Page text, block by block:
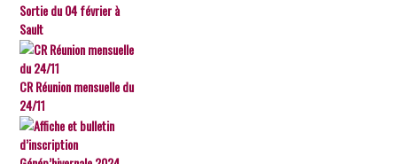
Sortie du 04 février à
Sault
CR Réunion mensuelle du
24/11